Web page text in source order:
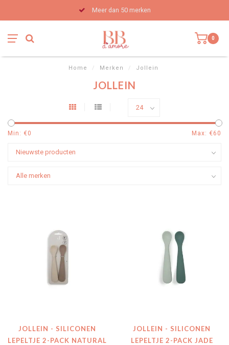
Meer dan 50 merken
0
Home / Merken / Jollein
JOLLEIN
Min: €0 Max: €60
JOLLEIN - SILICONEN
LEPELTJE 2-PACK NATURAL
JOLLEIN - SILICONEN
LEPELTJE 2-PACK JADE